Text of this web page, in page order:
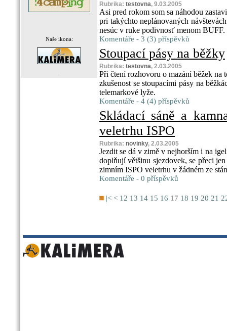
Naše ikona:
Rubrika: testovna, 9.03.2005
Asi pred rokom som sa náhodou
pri takýchto neplánovaných
nesúc v ruke podivnosť menom BUFF.
Komentáře - 3 (3) příspěvků
Stoupací pásy na běžky
Rubrika: testovna, 2.03.2005
Při čtení rozhovoru o mazání běžek na
zkušenost se stoupacími pásy na
telemarkové lyže.
Komentáře - 4 (4) příspěvků
Skládací sáně a
veletrhu ISPO
Rubrika: novinky, 2.03.2005
Jezdit se dá v zimě v nejhorším i na
doplňují většinu sjezdovek, se přeci
zimním ISPO veletrhu v žádném ze
Komentáře - 0 příspěvků
|< < 12 13 14 15 16 17 18 19 20 21